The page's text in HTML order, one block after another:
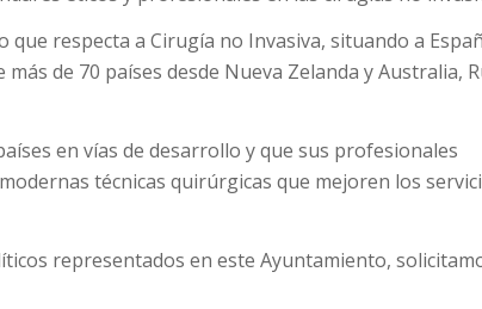
respecta a Cirugía no Invasiva, situando a
de 70 países desde Nueva Zelanda y Australia,
en vías de desarrollo y que sus profesionales
técnicas quirúrgicas que mejoren los
representados en este Ayuntamiento,